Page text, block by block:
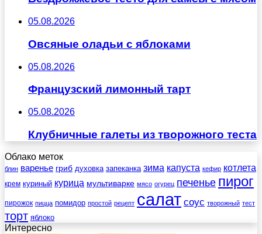
05.08.2026
Овсяные оладьи с яблоками
05.08.2026
Французский лимонный тарт
05.08.2026
Клубничные галеты из творожного теста
Облако меток
блин варенье гриб духовка запеканка зима капуста кефир котлета
крем куриный курица мультиварке мясо огурец печенье пирог
пирожок пицца помидор простой рецепт салат соус творожный тест
торт яблоко
Интересно